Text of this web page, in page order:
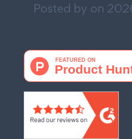
Posted by on